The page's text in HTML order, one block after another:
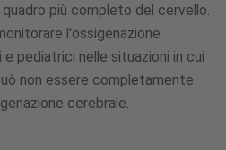
quadro più completo del cervello.
l'ossigenazione
pediatrici nelle situazioni in cui
non essere completamente
cerebrale.